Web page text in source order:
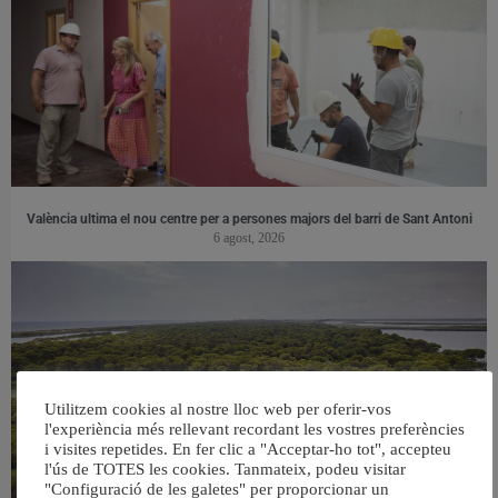
València ultima el nou centre per a persones majors del barri de Sant Antoni
6 agost, 2026
Utilitzem cookies al nostre lloc web per oferir-vos
l'experiència més rellevant recordant les vostres preferències
i visites repetides. En fer clic a "Acceptar-ho tot", accepteu
l'ús de TOTES les cookies. Tanmateix, podeu visitar
"Configuració de les galetes" per proporcionar un